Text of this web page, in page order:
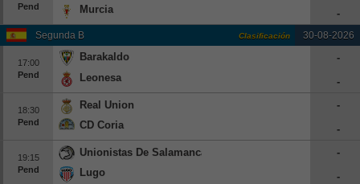
Pend
Murcia
-
Segunda B 30-08-2026
Clasificación
17:00
Pend
Barakaldo
Leonesa
-
-
18:30
Pend
Real Union
CD Coria
-
-
19:15
Pend
Unionistas De Salamanca
Lugo
-
-
Fútbol Americano
Clasificación
Casas de Apuestas